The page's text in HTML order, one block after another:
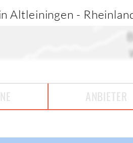
Altleiningen -
ANBIETER